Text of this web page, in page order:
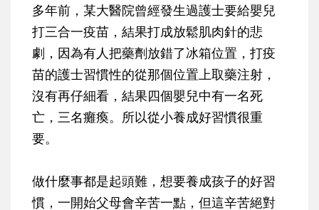
多年前，某大醫院曾經發生過護士要給嬰兒
打三合一疫苗，結果打成放鬆肌肉針的悲
劇，因為有人把藥劑放錯了冰箱位置，打疫
苗的護士習慣性的從那個位置上取藥注射，
沒有再仔細看，結果四個嬰兒中有一名死
亡，三名癱瘓。所以從小養成好習慣很重
要。
做什麼事都是起頭難，想要養成孩子的好習
慣，一開始父母會辛苦一點，但這辛苦絕對